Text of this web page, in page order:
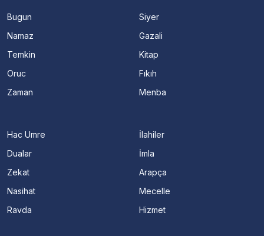
Bugun
Namaz
Temkin
Oruc
Zaman
Siyer
Gazali
Kitap
Fıkıh
Menba
Hac Umre
Dualar
Zekat
Nasihat
Ravda
İlahiler
İmla
Arapça
Mecelle
Hizmet